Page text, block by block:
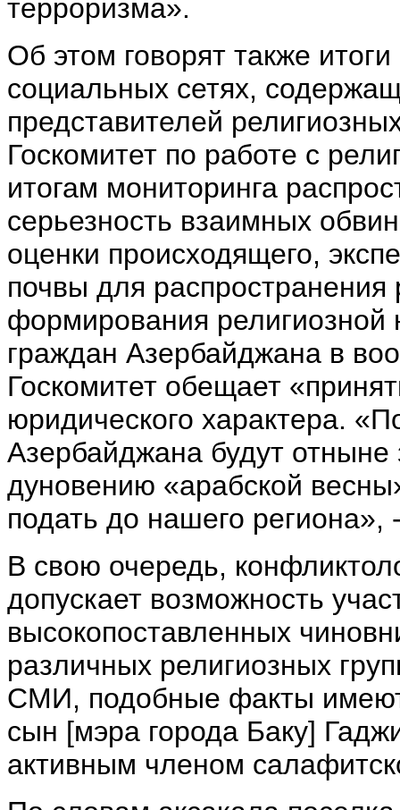
терроризма».
Об этом говорят также
социальных сетях,
представителей
Госкомитет по работе с
итогам мониторинга
серьезность взаимных
оценки происходящего,
почвы для
формирования религиозной
граждан Азербайджана в
Госкомитет обещает
юридического характера.
Азербайджана будут отныне
дуновению «арабской
подать до нашего региона»,
В свою очередь,
допускает возможность
высокопоставленных
различных религиозных
СМИ, подобные факты
сын [мэра города Баку]
активным членом